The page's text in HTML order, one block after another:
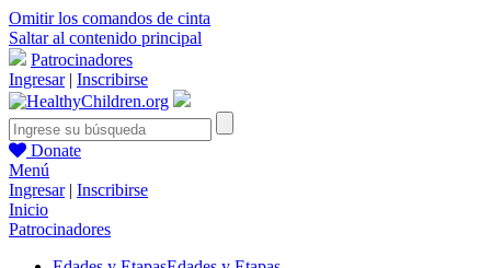
Omitir los comandos de cinta
Saltar al contenido principal
Patrocinadores
Ingresar| Inscribirse
Donate
Menú
Ingresar| Inscribirse
Inicio
Patrocinadores